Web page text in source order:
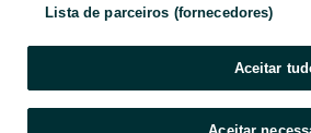
Lista de parceiros (fornecedores)
Aceitar